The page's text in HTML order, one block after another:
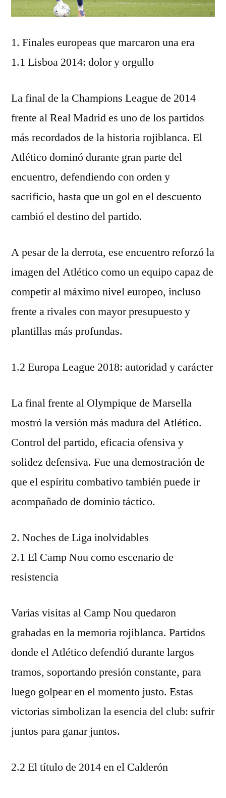
1. Finales europeas que marcaron una era
1.1 Lisboa 2014: dolor y orgullo
La final de la Champions League de 2014
frente al Real Madrid es uno de los partidos
más recordados de la historia rojiblanca. El
Atlético dominó durante gran parte del
encuentro, defendiendo con orden y
sacrificio, hasta que un gol en el descuento
cambió el destino del partido.
A pesar de la derrota, ese encuentro reforzó la
imagen del Atlético como un equipo capaz de
competir al máximo nivel europeo, incluso
frente a rivales con mayor presupuesto y
plantillas más profundas.
1.2 Europa League 2018: autoridad y carácter
La final frente al Olympique de Marsella
mostró la versión más madura del Atlético.
Control del partido, eficacia ofensiva y
solidez defensiva. Fue una demostración de
que el espíritu combativo también puede ir
acompañado de dominio táctico.
2. Noches de Liga inolvidables
2.1 El Camp Nou como escenario de
resistencia
Varias visitas al Camp Nou quedaron
grabadas en la memoria rojiblanca. Partidos
donde el Atlético defendió durante largos
tramos, soportando presión constante, para
luego golpear en el momento justo. Estas
victorias simbolizan la esencia del club: sufrir
juntos para ganar juntos.
2.2 El título de 2014 en el Calderón